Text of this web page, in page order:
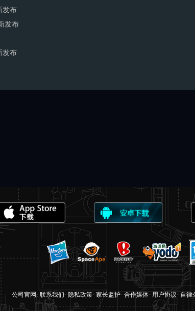
发布
发布
发布
公司官网-联系我们-隐私政策-家长监护-合作媒体-用户协议-自律